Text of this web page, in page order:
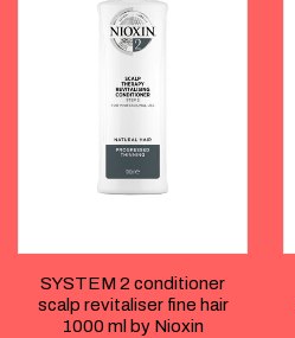
SYSTEM 2 conditioner
scalp revitaliser fine hair
1000 ml by Nioxin